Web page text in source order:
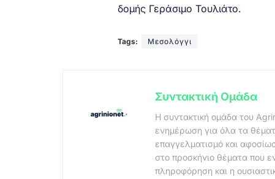
δομής Γεράσιμο Τουλιάτο.
Tags: Μεσολόγγι
Συντακτική Ομάδα
Η συντακτική ομάδα του
ενημέρωση για όλα τα
επαγγελματισμό και
στο προσκήνιο θέματα που
πληροφόρηση και η